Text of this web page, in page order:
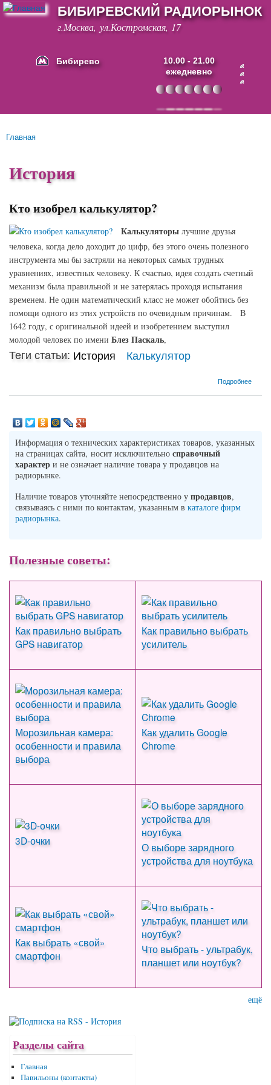
Перейти к
основному
содержанию
БИБИРЕВСКИЙ РАДИОРЫНОК
г.Москва, ул.Костромская, 17
Бибирево
10.00 - 21.00
ежедневно
Основные ссылки
Вы здесь
Главная
История
Кто изобрел калькулятор?
Калькуляторы лучшие друзья
человека, когда дело доходит до цифр, без этого очень полезного
инструмента мы бы застряли на некоторых самых трудных
уравнениях, известных человеку. К счастью, идея создать счетный
механизм была правильной и не затерялась проходя испытания
временем. Не один математический класс не может обойтись без
помощи одного из этих устройств по очевидным причинам. В
1642 году, с оригинальной идеей и изобретением выступил
молодой человек по имени Блез Паскаль,
Теги статьи: История Калькулятор
Подробнее
Информация о технических характеристиках товаров, указанных
на страницах сайта, носит исключительно справочный
характер и не означает наличие товара у продавцов на
радиорынке.
Наличие товаров уточняйте непосредственно у продавцов,
связываясь с ними по контактам, указанным в каталоге фирм
радиорынка.
Полезные советы:
Как правильно выбрать
GPS навигатор
Как правильно выбрать
усилитель
Морозильная камера:
особенности и правила
выбора
Как удалить Google
Chrome
3D-очки
О выборе зарядного
устройства для ноутбука
Как выбрать «свой»
смартфон
Что выбрать - ультрабук,
планшет или ноутбук?
ещё
Разделы сайта
Главная
Павильоны (контакты)